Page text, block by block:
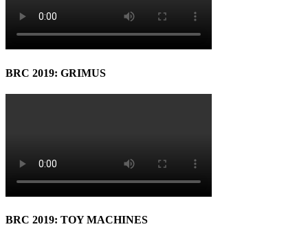
BRC 2019: GRIMUS
BRC 2019: TOY MACHINES